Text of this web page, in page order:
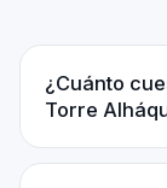
¿Cuánto
Torre